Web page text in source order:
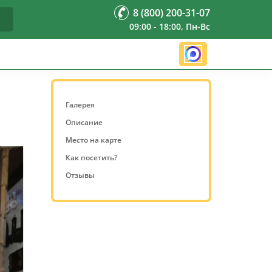
8 (800) 200-31-07
09:00 - 18:00, Пн-Вс
Галерея
Описание
Место на карте
Как посетить?
Отзывы